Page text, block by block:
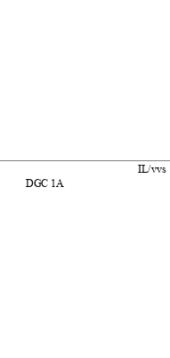
IL/vvs
DGC 1A